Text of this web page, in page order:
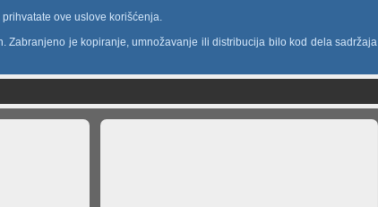
ove uslove korišćenja.
Zabranjeno je kopiranje, umnožavanje ili distribucija bilo kod dela sadržaja